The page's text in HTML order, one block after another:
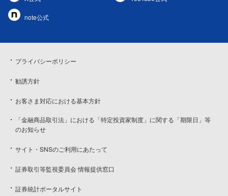
note公式
プライバシーポリシー
勧誘方針
お客さま対応における基本方針
「金融商品取引法」における「特定投資家制度」に関する「期限日」等
のお知らせ
サイト・SNSのご利用にあたって
証券取引等監視委員会 情報提供窓口
証券統計ポータルサイト